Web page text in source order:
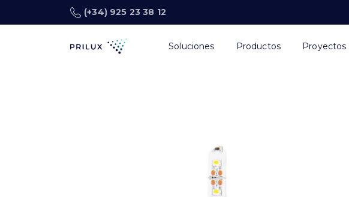
(+34) 925 23 38 12
Soluciones Productos Proyectos